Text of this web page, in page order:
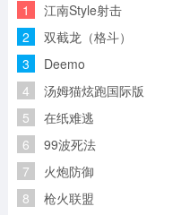
1 江南Style射击
2 双截龙（格斗）
3 Deemo
4 汤姆猫炫跑国际版
5 在纸难逃
6 99波死法
7 火炮防御
8 枪火联盟